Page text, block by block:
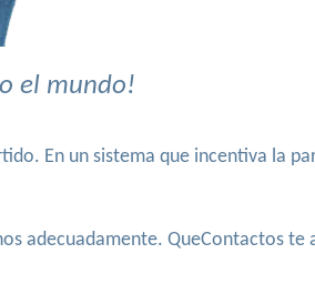
el mundo!
En un sistema que incentiva la
adecuadamente. QueContactos te